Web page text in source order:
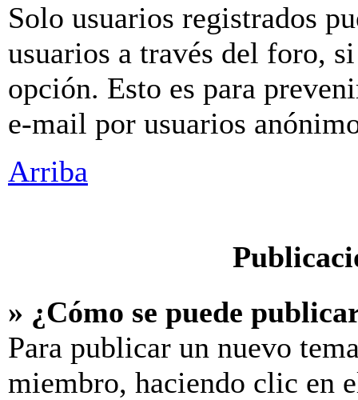
Solo usuarios registrados
usuarios a través del foro,
opción. Esto es para
e-mail por usuarios
Arriba
» ¿Cómo se puede
Para publicar un nuevo
miembro, haciendo clic en